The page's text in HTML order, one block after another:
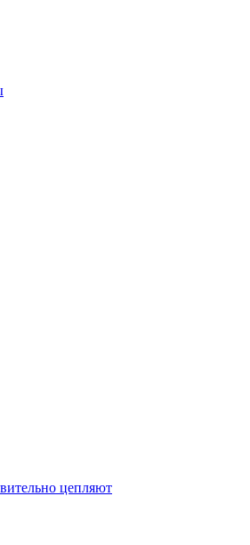
цепляют